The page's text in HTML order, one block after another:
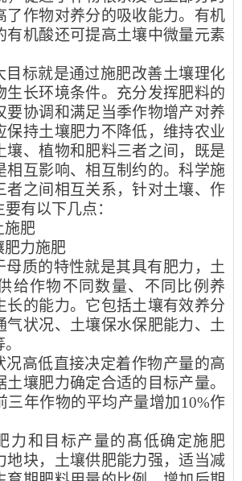
了作物对养分的吸收能力。有机
有机酸还可提高土壤中微量元素
目标就是通过施肥改善土壤理化
生长环境条件。充分发挥肥料的
要协调和满足当季作物增产对养
保持土壤肥力不降低，维持农业
壤、植物和肥料三者之间，既是
相互影响、相互制约的。科学施
者之间相互关系，针对土壤、作
有以下几点：
施肥
力施肥
母质的特性就是其具有肥力，土
给作物不同数量、不同比例养
长的能力。它包括土壤有效养分
气状况、土壤保水保肥能力、土
况高低直接决定着作物产量的高
壤肥力确定合适的目标产量。
三年作物的平均产量增加10%作
力和目标产量的髙低确定施肥
地块，土壤供肥能力强，适当减